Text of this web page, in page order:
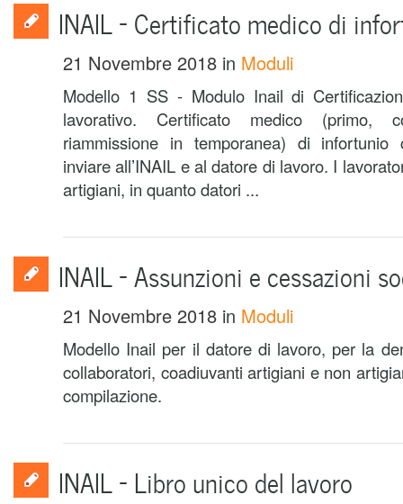
INAIL – Certificato medico di
21 Novembre 2018 in Moduli
Modello 1 SS - Modulo Inail di
lavorativo. Certificato medico (primo,
riammissione in temporanea) di infortunio
inviare allʼINAIL e al datore di lavoro. I
artigiani, in quanto datori ...
INAIL – Assunzioni e cessazioni
21 Novembre 2018 in Moduli
Modello Inail per il datore di lavoro, per la
collaboratori, coadiuvanti artigiani e non
compilazione.
INAIL – Libro unico del lavoro